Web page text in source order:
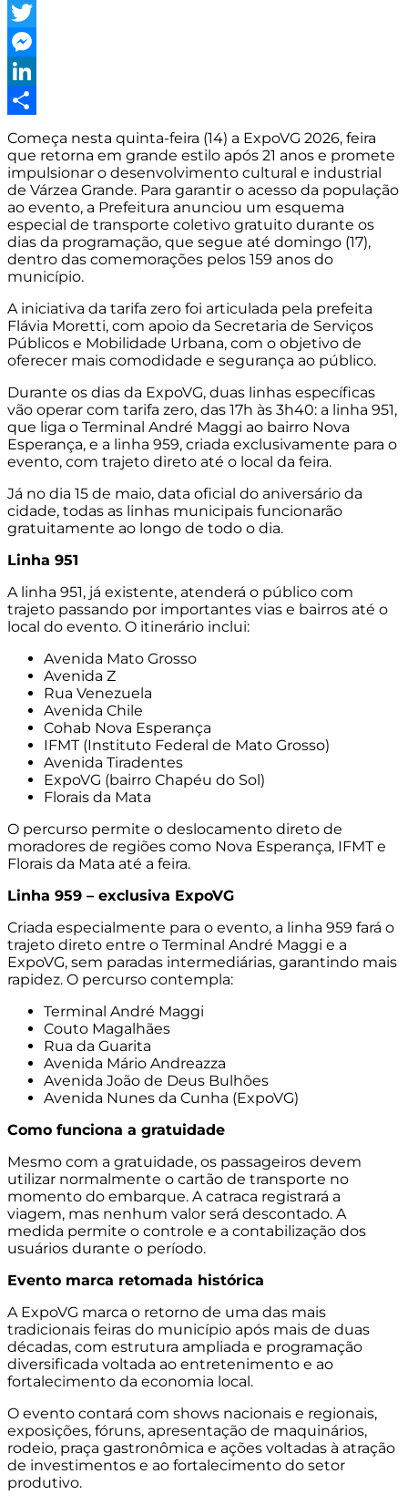
Facebook
Twitter
Messenger
LinkedIn
Share
Começa nesta quinta-feira (14) a ExpoVG 2026, feira
que retorna em grande estilo após 21 anos e promete
impulsionar o desenvolvimento cultural e industrial
de Várzea Grande. Para garantir o acesso da população
ao evento, a Prefeitura anunciou um esquema
especial de transporte coletivo gratuito durante os
dias da programação, que segue até domingo (17),
dentro das comemorações pelos 159 anos do
município.
A iniciativa da tarifa zero foi articulada pela prefeita
Flávia Moretti, com apoio da Secretaria de Serviços
Públicos e Mobilidade Urbana, com o objetivo de
oferecer mais comodidade e segurança ao público.
Durante os dias da ExpoVG, duas linhas específicas
vão operar com tarifa zero, das 17h às 3h40: a linha 951,
que liga o Terminal André Maggi ao bairro Nova
Esperança, e a linha 959, criada exclusivamente para o
evento, com trajeto direto até o local da feira.
Já no dia 15 de maio, data oficial do aniversário da
cidade, todas as linhas municipais funcionarão
gratuitamente ao longo de todo o dia.
Linha 951
A linha 951, já existente, atenderá o público com
trajeto passando por importantes vias e bairros até o
local do evento. O itinerário inclui:
Avenida Mato Grosso
Avenida Z
Rua Venezuela
Avenida Chile
Cohab Nova Esperança
IFMT (Instituto Federal de Mato Grosso)
Avenida Tiradentes
ExpoVG (bairro Chapéu do Sol)
Florais da Mata
O percurso permite o deslocamento direto de
moradores de regiões como Nova Esperança, IFMT e
Florais da Mata até a feira.
Linha 959 – exclusiva ExpoVG
Criada especialmente para o evento, a linha 959 fará o
trajeto direto entre o Terminal André Maggi e a
ExpoVG, sem paradas intermediárias, garantindo mais
rapidez. O percurso contempla:
Terminal André Maggi
Couto Magalhães
Rua da Guarita
Avenida Mário Andreazza
Avenida João de Deus Bulhões
Avenida Nunes da Cunha (ExpoVG)
Como funciona a gratuidade
Mesmo com a gratuidade, os passageiros devem
utilizar normalmente o cartão de transporte no
momento do embarque. A catraca registrará a
viagem, mas nenhum valor será descontado. A
medida permite o controle e a contabilização dos
usuários durante o período.
Evento marca retomada histórica
A ExpoVG marca o retorno de uma das mais
tradicionais feiras do município após mais de duas
décadas, com estrutura ampliada e programação
diversificada voltada ao entretenimento e ao
fortalecimento da economia local.
O evento contará com shows nacionais e regionais,
exposições, fóruns, apresentação de maquinários,
rodeio, praça gastronômica e ações voltadas à atração
de investimentos e ao fortalecimento do setor
produtivo.